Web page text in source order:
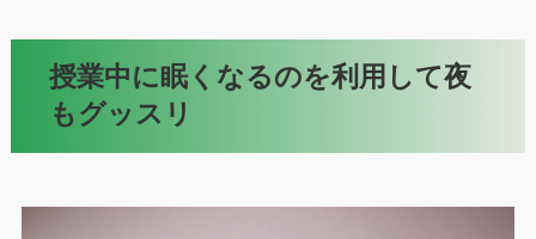
授業中に眠くなるのを利用して夜
もグッスリ